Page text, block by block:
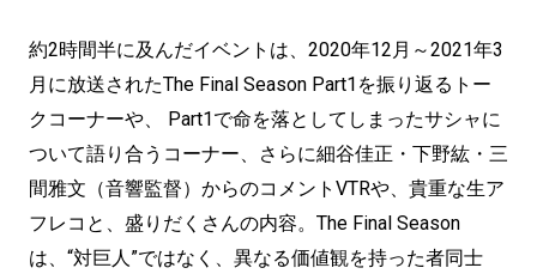
約2時間半に及んだイベントは、2020年12月～2021年3
月に放送されたThe Final Season Part1を振り返るトー
クコーナーや、 Part1で命を落としてしまったサシャに
ついて語り合うコーナー、さらに細谷佳正・下野紘・三
間雅文（音響監督）からのコメントVTRや、貴重な生ア
フレコと、盛りだくさんの内容。The Final Season
は、“対巨人”ではなく、異なる価値観を持った者同士